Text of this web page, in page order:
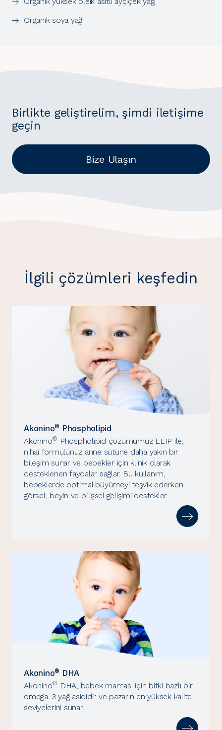
Organik soya yağı
Birlikte geliştirelim, şimdi iletişime
geçin
Bize Ulaşın
İlgili çözümleri keşfedin
Akonino® Phospholipid
Akonino® Phospholipid çözümümüz ELIP ile,
nihai formülünüz anne sütüne daha yakın bir
bileşim sunar ve bebekler için klinik olarak
desteklenen faydalar sağlar. Bu kullanım,
bebeklerde optimal büyümeyi teşvik ederken
görsel, beyin ve bilişsel gelişimi destekler.
Akonino® DHA
Akonino® DHA, bebek maması için bitki bazlı bir
omega-3 yağ asididir ve pazarın en yüksek kalite
seviyelerini sunar.